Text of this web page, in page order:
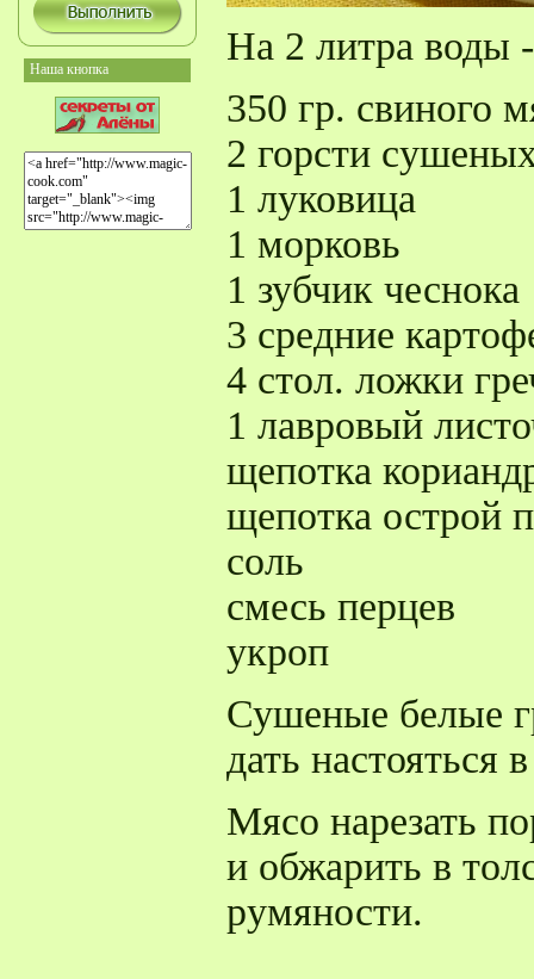
Наша кнопка
На 2 литра воды -
350 гр. свиного
2 горсти
1 луковица
1 морковь
1 зубчик чеснока
3 средние
4 стол. ложки
1 лавровый
щепотка
щепотка острой
соль
смесь перцев
укроп
Сушеные белые
дать настояться
Мясо нарезать
и обжарить в
румяности.